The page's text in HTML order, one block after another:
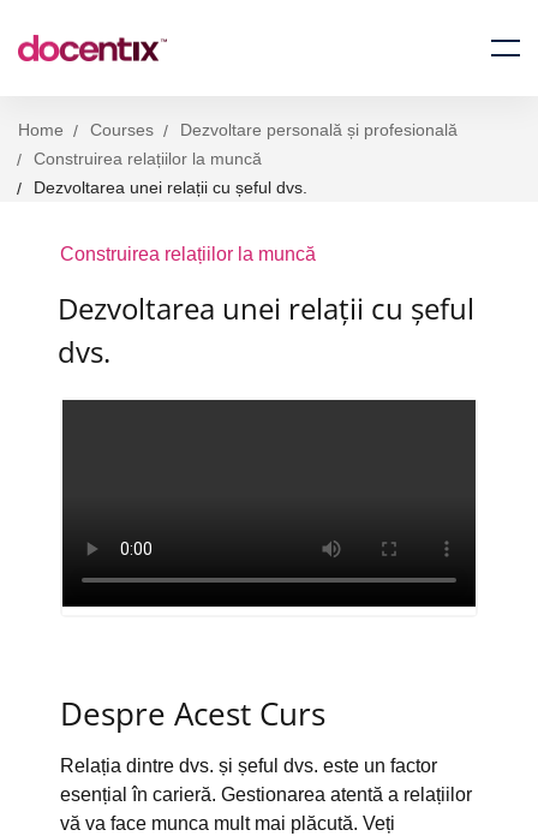
Home Courses
Dezvoltare personală și profesională
Construirea relațiilor la muncă
Dezvoltarea unei relații cu șeful dvs.
Construirea relațiilor la muncă
Dezvoltarea unei relații cu șeful
dvs.
Despre Acest Curs
Relația dintre dvs. și șeful dvs. este un factor
esențial în carieră. Gestionarea atentă a relațiilor
vă va face munca mult mai plăcută. Veți